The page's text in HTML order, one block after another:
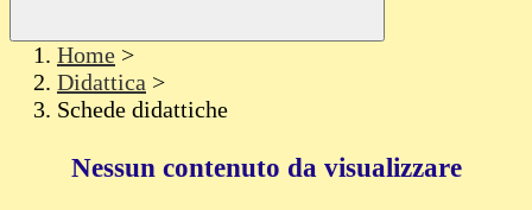
Home >
Didattica >
Schede didattiche
Nessun contenuto da visualizzare